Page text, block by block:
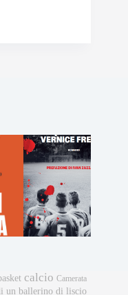
calcio Camerata
un ballerino di liscio